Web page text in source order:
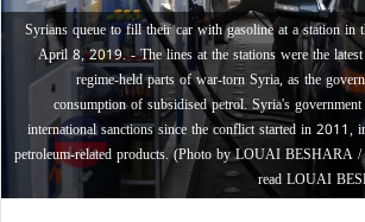
Syrians queue to fill their car with gasoline at a station in
April 8, 2019. - The lines at the stations were the
regime-held parts of war-torn Syria, as the
consumption of subsidised petrol. Syria's
international sanctions since the conflict started in 2011,
petroleum-related products. (Photo by LOUAI BESHARA
read LOUAI